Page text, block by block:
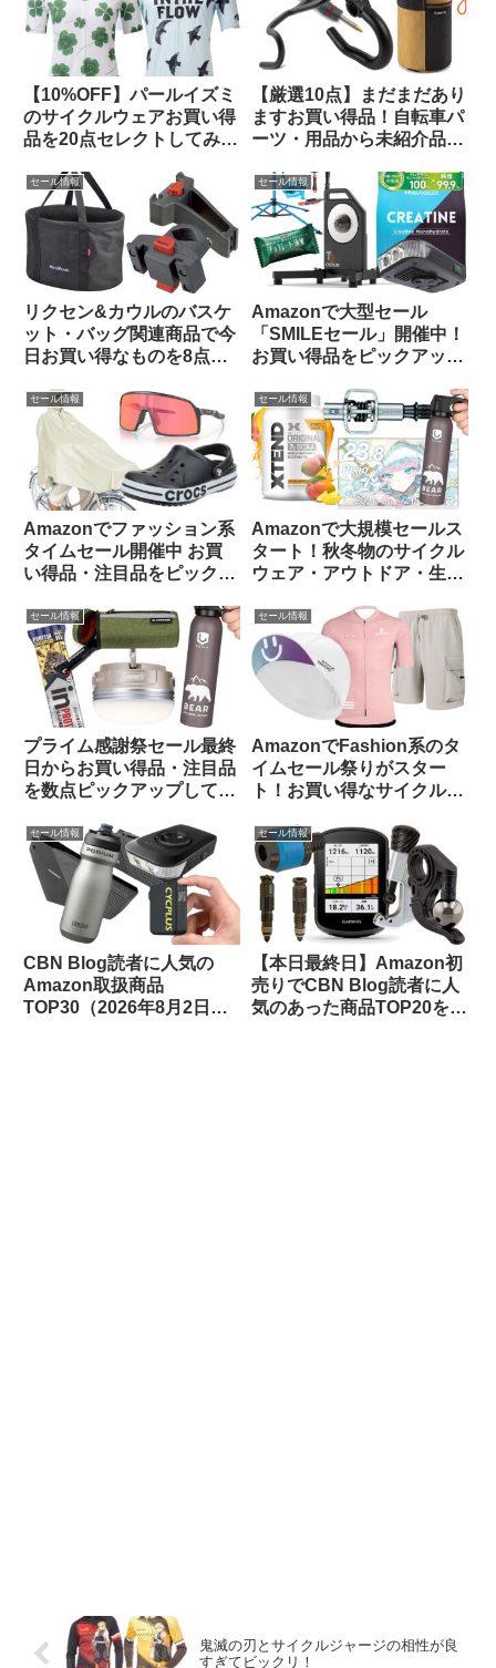
【10%OFF】パールイズミ
のサイクルウェアお買い得
品を20点セレクトしてみま
ス】
【厳選10点】まだまだあり
ますお買い得品！自転車パ
ーツ・用品から未紹介品を
【Amazon プライムデーセ
ール】
セール情報
リクセン&カウルのバスケ
ット・バッグ関連商品で今
日お買い得なものを8点ご
セール情報
Amazonで大型セール
「SMILEセール」開催中！
お買い得品をピックアップ
セール情報
Amazonでファッション系
タイムセール開催中 お買
い得品・注目品をピックア
で】
セール情報
Amazonで大規模セールス
タート！秋冬物のサイクル
ウェア・アウトドア・生活
クアップしてみました
セール情報
プライム感謝祭セール最終
日からお買い得品・注目品
を数点ピックアップしてみ
セール情報
AmazonでFashion系のタ
イムセール祭りがスター
ト！お買い得なサイクルウ
ました
セール情報
CBN Blog読者に人気の
Amazon取扱商品
TOP30（2026年8月2日
セール情報
【本日最終日】Amazon初
売りでCBN Blog読者に人
気のあった商品TOP20をご
鬼滅の刃とサイクルジャージの相性が良
すぎてビックリ！